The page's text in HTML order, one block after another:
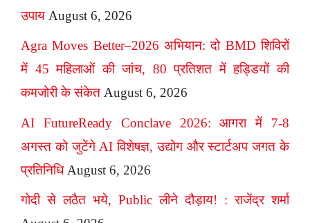
उपाय August 6, 2026
Agra Moves Better–2026 अभियान: दो BMD शिविरों
में 45 महिलाओं की जांच, 80 प्रतिशत में हड्डियों की
कमजोरी के संकेत August 6, 2026
AI FutureReady Conclave 2026: आगरा में 7-8
अगस्त को जुटेंगे AI विशेषज्ञ, उद्योग और स्टार्टअप जगत के
प्रतिनिधि August 6, 2026
गोदी से लठैत भये, Public लीने दौड़ाय! : राजेंद्र शर्मा